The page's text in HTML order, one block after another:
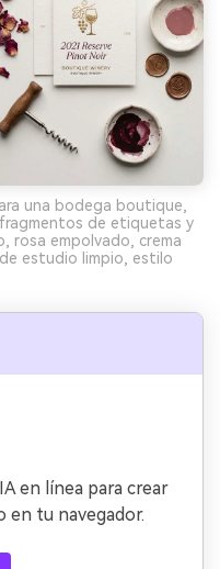
una bodega boutique,
de etiquetas y
rosa empolvado, crema
estudio limpio, estilo
en línea para crear
en tu navegador.